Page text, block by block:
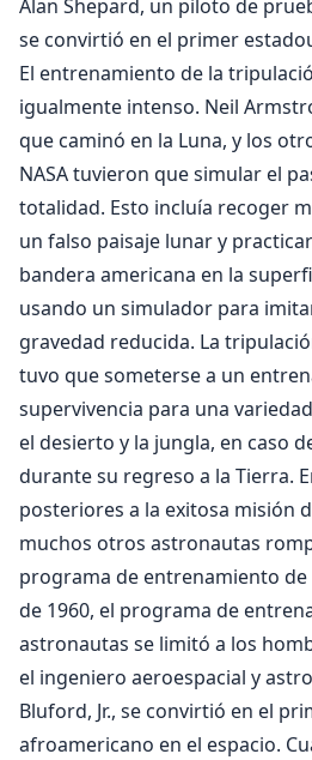
Alan Shepard, un piloto de
se convirtió en el primer
El entrenamiento de la
igualmente intenso. Neil
que caminó en la Luna, y los
NASA tuvieron que simular el
totalidad. Esto incluía recoger
un falso paisaje lunar y
bandera americana en la
usando un simulador para
gravedad reducida. La
tuvo que someterse a un
supervivencia para una
el desierto y la jungla, en caso
durante su regreso a la Tierra.
posteriores a la exitosa misión
muchos otros astronautas
programa de entrenamiento de
de 1960, el programa de
astronautas se limitó a los
el ingeniero aeroespacial y
Bluford, Jr., se convirtió en el
afroamericano en el espacio.